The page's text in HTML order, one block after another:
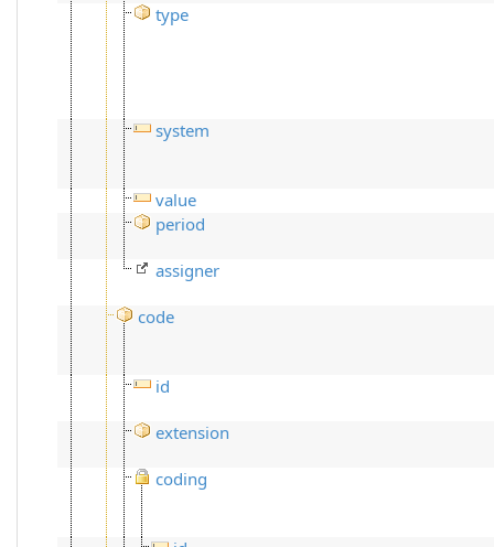
type
system
value
period
assigner
code
id
extension
coding